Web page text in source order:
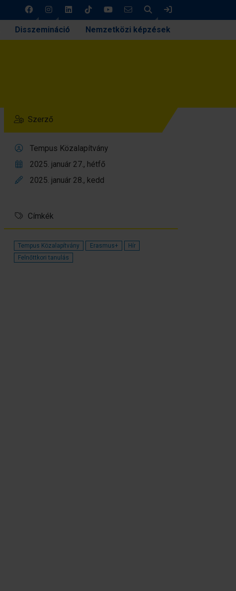
Keresés
Disszemináció Nemzetközi képzések
Szerző
Tempus Közalapítvány
2025. január 27., hétfő
2025. január 28., kedd
Címkék
Tempus Közalapítvány Erasmus+
Hír
Felnőttkori tanulás